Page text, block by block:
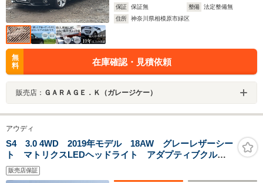
保証
保証無 整備
法定整備無
住所
神奈川県相模原市緑区
無
料
在庫確認・見積依頼
販売店： ＧＡＲＡＧＥ．Ｋ（ガレージケー）
アウディ
S4 3.0 4WD 2019年モデル 18AW グレーレザーシー
ト マトリクスLEDヘッドライト アダプティブクルコ
ン サイド&レーンアシスト シートヒーター 電動シー
ト サラウンドビューカメラ バーチャルコックピット
販売店保証